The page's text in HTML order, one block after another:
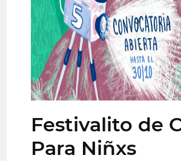
Festivalito de
Para Niñxs